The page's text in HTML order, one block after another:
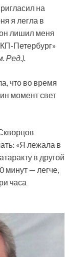
на
я легла в
лишил меня
Петербург»
Ред.).
что во время
момент свет
«Я лежала в
в другой
минут — легче,
часа